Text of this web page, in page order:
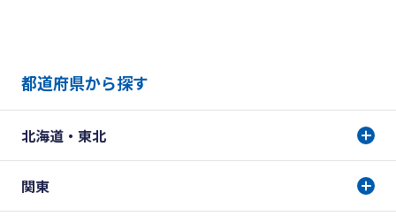
都道府県から探す
北海道・東北
関東